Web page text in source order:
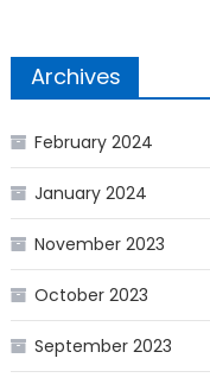
Archives
February 2024
January 2024
November 2023
October 2023
September 2023